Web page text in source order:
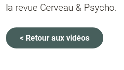
la revue Cerveau & Psycho.
< Retour aux vidéos